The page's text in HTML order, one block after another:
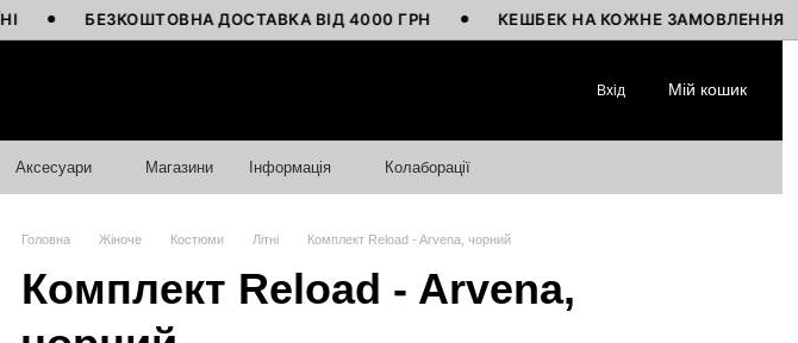
БЕЗКОШТОВНА ДОСТАВКА ВІД 4000 ГРН КЕШБЕК НА КОЖНЕ ЗАМОВЛЕННЯ
Вхід Мій кошик
Аксесуари Магазини Інформація Колаборації
Головна Жіноче Костюми Літні Комплект Reload - Arvena, чорний
Комплект Reload - Arvena,